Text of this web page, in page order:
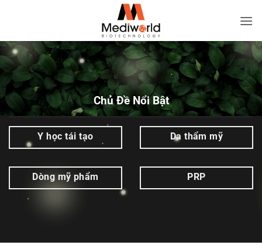
dungsóc
cơ
thể
|
Trang
2
trên
2
Mediworld
Chủ Đề Nổi Bật
Y học tái tạo Da thẩm mỹ
Dòng mỹ phẩm PRP